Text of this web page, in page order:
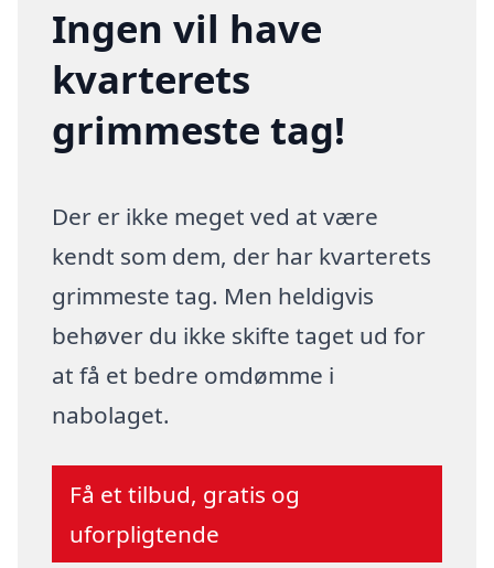
Ingen vil have
kvarterets
grimmeste tag!
Der er ikke meget ved at være
kendt som dem, der har kvarterets
grimmeste tag. Men heldigvis
behøver du ikke skifte taget ud for
at få et bedre omdømme i
nabolaget.
Få et tilbud, gratis og
uforpligtende